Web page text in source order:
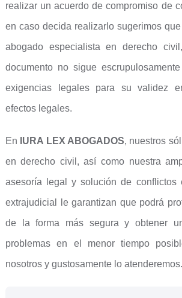
realizar un acuerdo de compromiso de
en caso decida realizarlo sugerimos
abogado especialista en derecho
documento no sigue
exigencias legales para su validez
efectos legales.
En IURA LEX ABOGADOS, nuestros
en derecho civil, así como nuestra
asesoría legal y solución de conflictos
extrajudicial le garantizan que podrá
de la forma más segura y obtener
problemas en el menor tiempo
nosotros y gustosamente lo atenderemos.